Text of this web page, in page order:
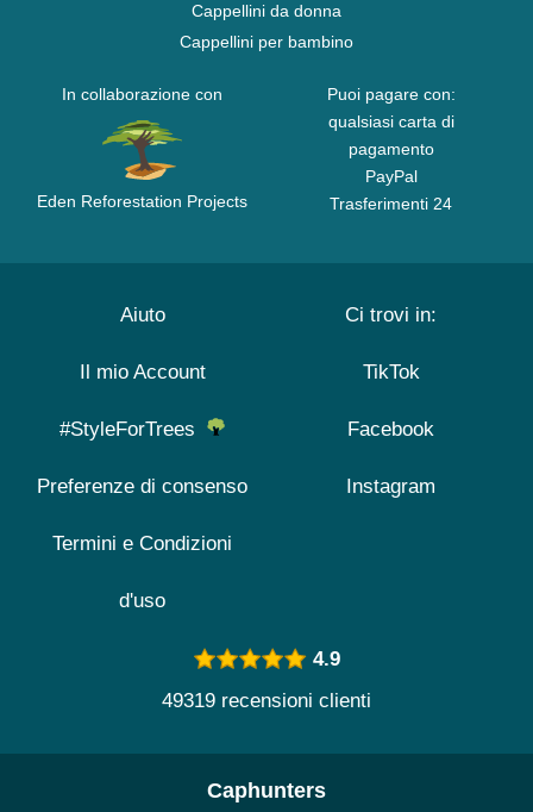
Cappellini da donna
Cappellini per bambino
In collaborazione con
Eden Reforestation Projects
Puoi pagare con:
qualsiasi carta di
pagamento
PayPal
Trasferimenti 24
Aiuto
Il mio Account
#StyleForTrees
Preferenze di consenso
Termini e Condizioni
d'uso
Ci trovi in:
TikTok
Facebook
Instagram
4.9
49319 recensioni clienti
Caphunters